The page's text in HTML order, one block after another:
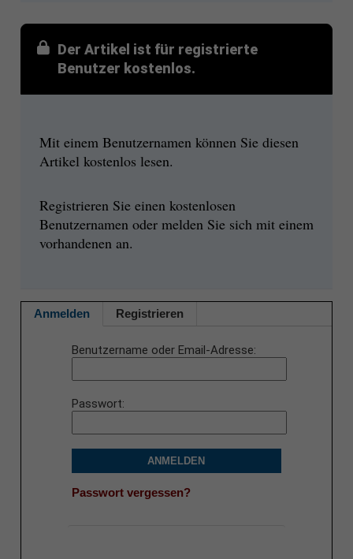
Der Artikel ist für registrierte
Benutzer kostenlos.
Mit einem Benutzernamen können Sie diesen
Artikel kostenlos lesen.
Registrieren Sie einen kostenlosen
Benutzernamen oder melden Sie sich mit einem
vorhandenen an.
Anmelden Registrieren
Benutzername oder Email-Adresse
Passwort
ANMELDEN
Passwort vergessen?